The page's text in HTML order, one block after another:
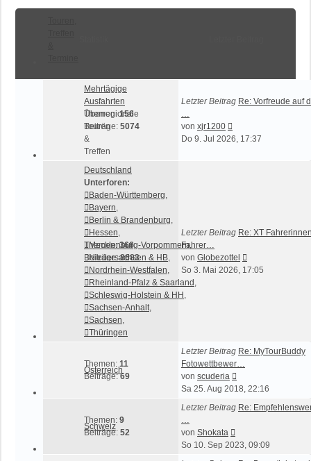
Mehrtägige
Ausfahrten
Überregionale
Touren
&
Treffen
Themen:156
Beiträge: 5074
Letzter Beitrag Re: Vorfreude auf
von xjr1200
Beitrag
Do 9. Jul 2026, 17:37
Deutschland
Unterforen:
Baden-Württemberg
Bayern
Berlin & Brandenburg
Hessen
Mecklenburg-Vorpommern,
Niedersachsen & HB
Nordrhein-Westfalen
Rheinland-Pfalz & Saarland
Schleswig-Holstein & HH
Sachsen-Anhalt
Sachsen
Thüringen
Themen:366
Beiträge:8683
Letzter Beitrag Re: XT
Fahrer…
von Globezottel
Beitrag
So 3. Mai 2026, 17:05
Österreich
Themen: 11
Beiträge:69
Letzter Beitrag Re: MyTourBuddy
Fotowettbewer…
von scuderia
Beitrag
Sa 25. Aug 2018, 22:16
Schweiz
Themen: 9
Beiträge: 52
Letzter Beitrag Re:
von Shokata
Beitrag
So 10. Sep 2023, 09:09